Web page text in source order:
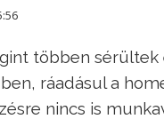
többen sérültek
ráadásul a
nincs is